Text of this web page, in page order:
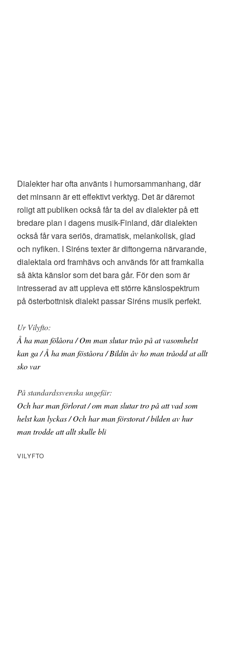
Dialekter har ofta använts i humorsammanhang, där
det minsann är ett effektivt verktyg. Det är däremot
roligt att publiken också får ta del av dialekter på ett
bredare plan i dagens musik-Finland, där dialekten
också får vara seriös, dramatisk, melankolisk, glad
och nyfiken. I Siréns texter är diftongerna närvarande,
dialektala ord framhävs och används för att framkalla
så äkta känslor som det bara går. För den som är
intresserad av att uppleva ett större känslospektrum
på österbottnisk dialekt passar Siréns musik perfekt.
Ur Vilyfto:
Å ha man fölåora / Om man slutar tråo på at vasomhelst
kan ga / Å ha man föståora / Bildin åv ho man tråodd at allt
sko var
På standardssvenska ungefär:
Och har man förlorat / om man slutar tro på att vad som
helst kan lyckas / Och har man förstorat / bilden av hur
man trodde att allt skulle bli
VILYFTO